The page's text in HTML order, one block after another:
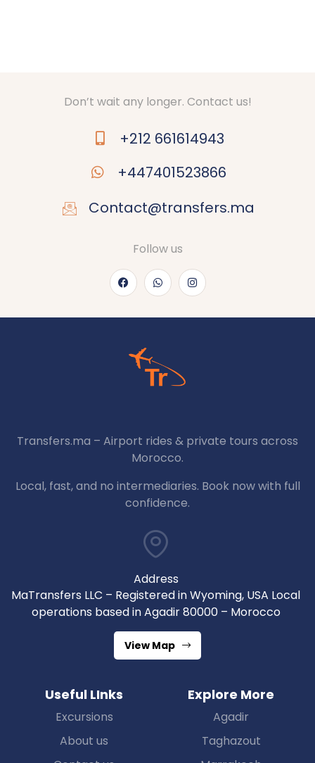
Don’t wait any longer. Contact us!
+212 661614943
+447401523866
Contact@transfers.ma
Follow us
Transfers.ma – Airport rides & private tours across
Morocco.
Local, fast, and no intermediaries. Book now with full
confidence.
Address
MaTransfers LLC – Registered in Wyoming, USA Local
operations based in Agadir 80000 – Morocco
View Map
Useful LInks
Excursions
About us
Explore More
Agadir
Taghazout